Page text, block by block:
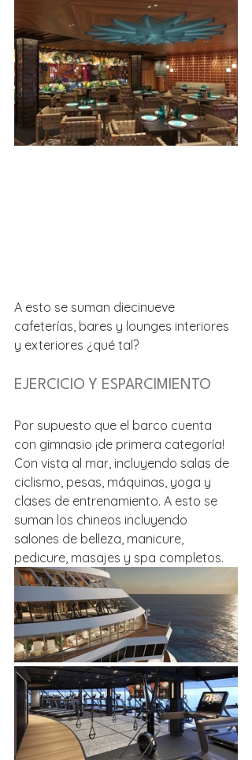
A esto se suman diecinueve
cafeterías, bares y lounges interiores
y exteriores ¿qué tal?
EJERCICIO Y ESPARCIMIENTO
Por supuesto que el barco cuenta
con gimnasio ¡de primera categoría!
Con vista al mar, incluyendo salas de
ciclismo, pesas, máquinas, yoga y
clases de entrenamiento. A esto se
suman los chineos incluyendo
salones de belleza, manicure,
pedicure, masajes y spa completos.